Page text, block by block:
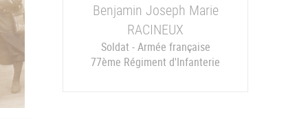
Benjamin Joseph Marie
RACINEUX
Soldat - Armée française
77ème Régiment d'Infanterie